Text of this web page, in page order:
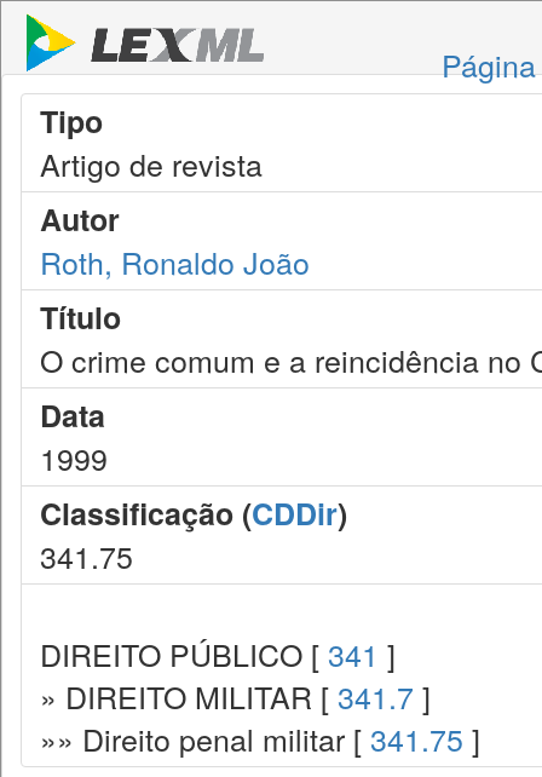
Tipo
Artigo de revista
Autor
Roth, Ronaldo João
Título
O crime comum e a reincidência no
Data
1999
Classificação (CDDir)
341.75
DIREITO PÚBLICO [ 341 ]
» DIREITO MILITAR [ 341.7 ]
»» Direito penal militar [ 341.75 ]